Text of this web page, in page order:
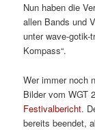
Nun haben die
allen Bands und
unter wave-gotik-
Kompass“.
Wer immer noch
Bilder vom WGT
Festivalbericht.
bereits beendet,